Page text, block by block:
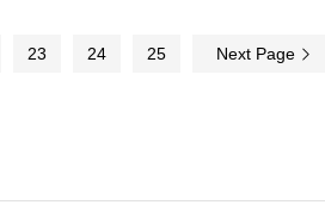
23 24 25 Next Page